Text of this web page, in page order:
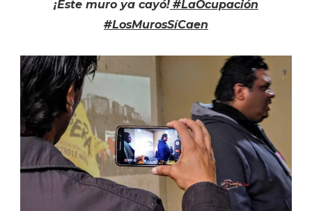
¡Este muro ya cayó! #LaOcupación
#LosMurosSíCaen